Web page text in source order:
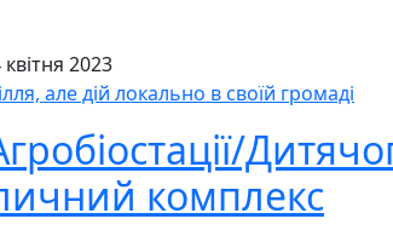
квітня 2023
але дій локально в своїй громаді
комплекс